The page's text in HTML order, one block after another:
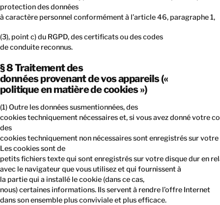
protection des données
à caractère personnel conformément à l’article 46, paragraphe 1,
(3), point c) du RGPD, des certificats ou des codes
de conduite reconnus.
§ 8 Traitement des
données provenant de vos appareils («
politique en matière de cookies »)
(1) Outre les données susmentionnées, des
cookies techniquement nécessaires et, si vous avez donné votre
des
cookies techniquement non nécessaires sont enregistrés sur
Les cookies sont de
petits fichiers texte qui sont enregistrés sur votre disque dur en
avec le navigateur que vous utilisez et qui fournissent à
la partie qui a installé le cookie (dans ce cas,
nous) certaines informations. Ils servent à rendre l’offre Internet
dans son ensemble plus conviviale et plus efficace.